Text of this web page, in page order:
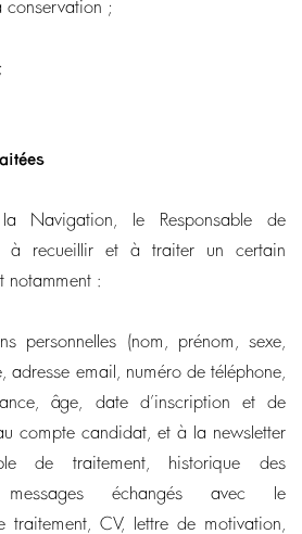
conservation ;
Navigation, le Responsable de
à recueillir et à traiter un certain
notamment :
personnelles (nom, prénom, sexe,
adresse email, numéro de téléphone,
âge, date d’inscription et de
compte candidat, et à la newsletter
de traitement, historique des
messages échangés avec le
traitement, CV, lettre de motivation,